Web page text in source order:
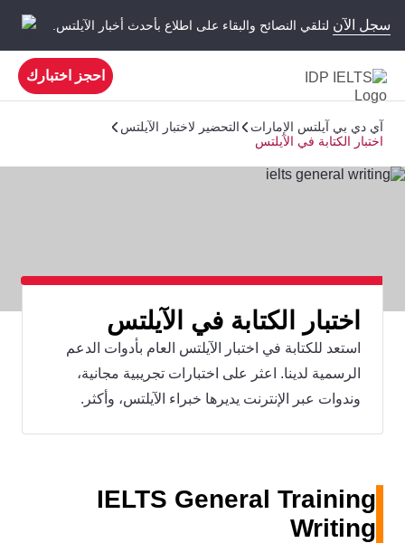
سجل الآن لتلقي النصائح والبقاء على اطلاع بأحدث أخبار الآيلتس.
احجز اختبارك
آي دي بي آيلتس الإمارات
التحضير لاختبار الآيلتس
اختبار الكتابة في الآيلتس
اختبار الكتابة في الآيلتس
استعد للكتابة في اختبار الآيلتس العام بأدوات الدعم
الرسمية لدينا. اعثر على اختبارات تجريبية مجانية،
وندوات عبر الإنترنت يديرها خبراء الآيلتس، وأكثر.
IELTS General Training
Writing